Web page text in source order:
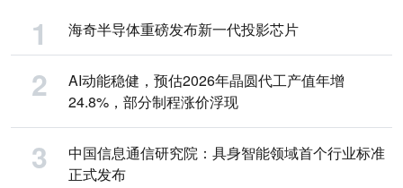
海奇半导体重磅发布新一代投影芯片
AI动能稳健，预估2026年晶圆代工产值年增
24.8%，部分制程涨价浮现
中国信息通信研究院：具身智能领域首个行业标准
正式发布